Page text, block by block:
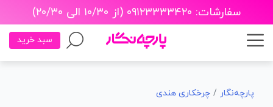
سفارشات: ۰۹۱۲۳۳۳۳۴۲۰ (از ۱۰/۳۰ الی ۲۰/۳۰)
سبد خرید
پارچه‌نگار چرخکاری هندی